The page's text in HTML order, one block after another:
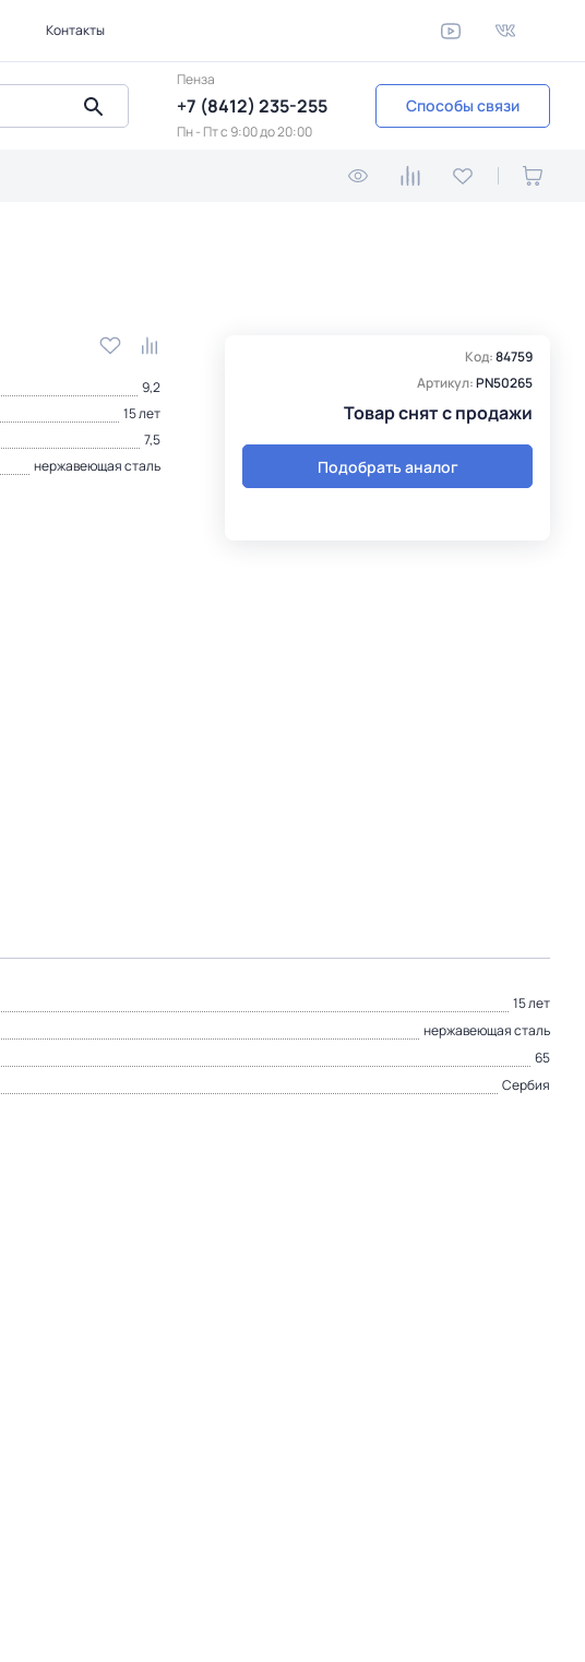
Контакты
Пенза
+7 (8412) 235-255
Пн - Пт c 9:00 до 20:00
Способы связи
9,2
15 лет
7,5
нержавеющая сталь
Код:84759
Артикул:PN50265
Товар снят с продажи
Подобрать аналог
15 лет
нержавеющая сталь
65
Сербия